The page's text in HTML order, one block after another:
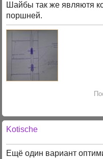
Шайбы так же являютя
поршней.
Kotische
Ещё один вариант